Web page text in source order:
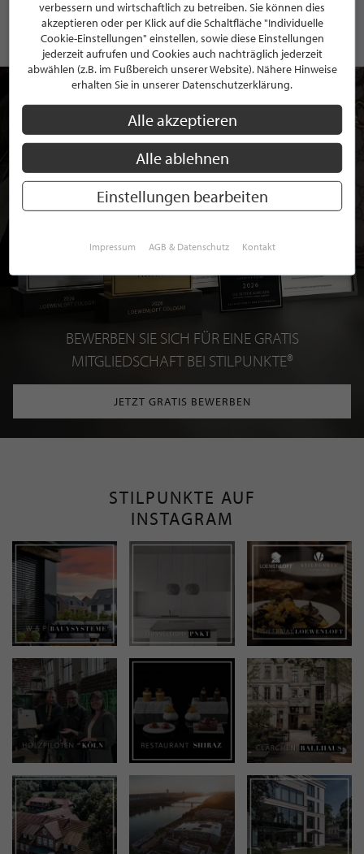
BEWERBEN SIE SICH FÜR EINE GRATIS
MITGLIEDSCHAFT BEI STILPUNKTE®
JETZT GRATIS BEWERBEN
STILPUNKTE AUF
INSTAGRAM
verbessern und wirtschaftlich zu betreiben. Sie können dies
akzeptieren oder per Klick auf die Schaltfläche "Individuelle
Cookie-Einstellungen" einstellen, sowie diese Einstellungen
jederzeit aufrufen und Cookies auch nachträglich jederzeit
abwählen (z.B. im Fußbereich unserer Website). Nähere Hinweise
erhalten Sie in unserer Datenschutzerklärung.
Alle akzeptieren
Alle ablehnen
Einstellungen bearbeiten
Impressum AGB & Datenschutz Kontakt